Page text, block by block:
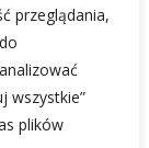
przeglądania,
wszystkie”
plików
dla każdego